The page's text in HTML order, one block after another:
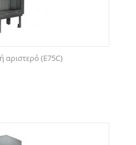
αριστερό (E75C)